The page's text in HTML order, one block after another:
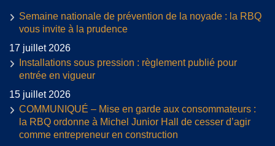
Semaine nationale de prévention de la noyade : la RBQ
vous invite à la prudence
17 juillet 2026
Installations sous pression : règlement publié pour
entrée en vigueur
15 juillet 2026
COMMUNIQUÉ – Mise en garde aux consommateurs :
la RBQ ordonne à Michel Junior Hall de cesser d’agir
comme entrepreneur en construction